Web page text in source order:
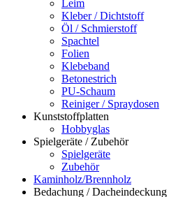
Leim
Kleber / Dichtstoff
Öl / Schmierstoff
Spachtel
Folien
Klebeband
Betonestrich
PU-Schaum
Reiniger / Spraydosen
Kunststoffplatten
Hobbyglas
Spielgeräte / Zubehör
Spielgeräte
Zubehör
Kaminholz/Brennholz
Bedachung / Dacheindeckung